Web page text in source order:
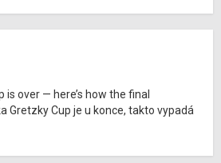
is over — here’s how the final
Gretzky Cup je u konce, takto vypadá